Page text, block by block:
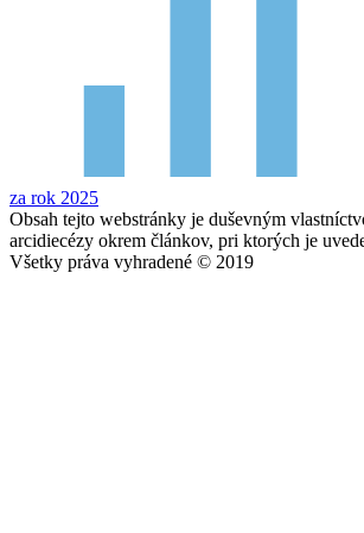
za rok 2025
Obsah tejto webstránky je duševným
arcidiecézy okrem článkov, pri ktorých je
Všetky práva vyhradené © 2019